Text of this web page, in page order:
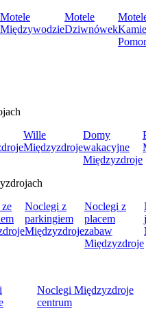
Motele
Międzywodzie
Motele
Dziwnówek
Wille
Międzyzdroje
Domy
wakacyjne
Międzyzdroje
Noclegi z
parkingiem
Międzyzdroje
Noclegi z
placem
zabaw
Międzyzdroje
Noclegi Międzyzdroje
centrum